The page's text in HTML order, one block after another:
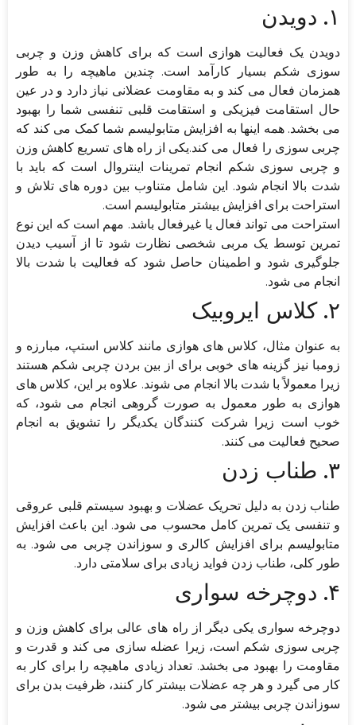
۱. دویدن
دویدن یک فعالیت هوازی است که برای کاهش وزن و چربی
سوزی شکم بسیار کارآمد است. چندین ماهیچه را به طور
همزمان فعال می کند و به مقاومت عضلانی نیاز دارد و در عین
حال استقامت فیزیکی و استقامت قلبی تنفسی شما را بهبود
می بخشد. همه اینها به افزایش متابولیسم شما کمک می کند که
چربی سوزی را فعال می کند.یکی از راه های تسریع کاهش وزن
و چربی سوزی شکم انجام تمرینات اینتروال است که باید با
شدت بالا انجام شود. این شامل متناوب بین دوره های تلاش و
استراحت برای افزایش بیشتر متابولیسم است.
استراحت می تواند فعال یا غیرفعال باشد. مهم است که این نوع
تمرین توسط یک مربی شخصی نظارت شود تا از آسیب دیدن
جلوگیری شود و اطمینان حاصل شود که فعالیت با شدت بالا
انجام می شود.
۲. کلاس ایروبیک
به عنوان مثال، کلاس های هوازی مانند کلاس استپ، مبارزه و
زومبا نیز گزینه های خوبی برای از بین بردن چربی شکم هستند
زیرا معمولاً با شدت بالا انجام می شوند. علاوه بر این، کلاس های
هوازی به طور معمول به صورت گروهی انجام می شود، که
خوب است زیرا شرکت کنندگان یکدیگر را تشویق به انجام
صحیح فعالیت می کنند.
۳. طناب زدن
طناب زدن به دلیل تحریک عضلات و بهبود سیستم قلبی عروقی
و تنفسی یک تمرین کامل محسوب می شود. این باعث افزایش
متابولیسم برای افزایش کالری و سوزاندن چربی می شود. به
طور کلی، طناب زدن فواید زیادی برای سلامتی دارد.
۴. دوچرخه سواری
دوچرخه سواری یکی دیگر از راه های عالی برای کاهش وزن و
چربی سوزی شکم است، زیرا عضله سازی می کند و قدرت و
مقاومت را بهبود می بخشد. تعداد زیادی ماهیچه را برای کار به
کار می گیرد و هر چه عضلات بیشتر کار کنند، ظرفیت بدن برای
سوزاندن چربی بیشتر می شود.